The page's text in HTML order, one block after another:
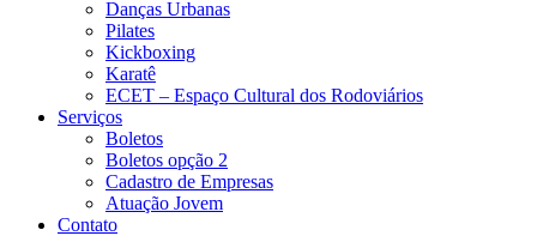
Danças Urbanas
Pilates
Kickboxing
Karatê
ECET – Espaço Cultural dos Rodoviários
Serviços
Boletos
Boletos opção 2
Cadastro de Empresas
Atuação Jovem
Contato